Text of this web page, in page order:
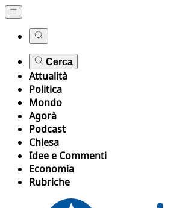
Cerca
Attualità
Politica
Mondo
Agorà
Podcast
Chiesa
Idee e Commenti
Economia
Rubriche